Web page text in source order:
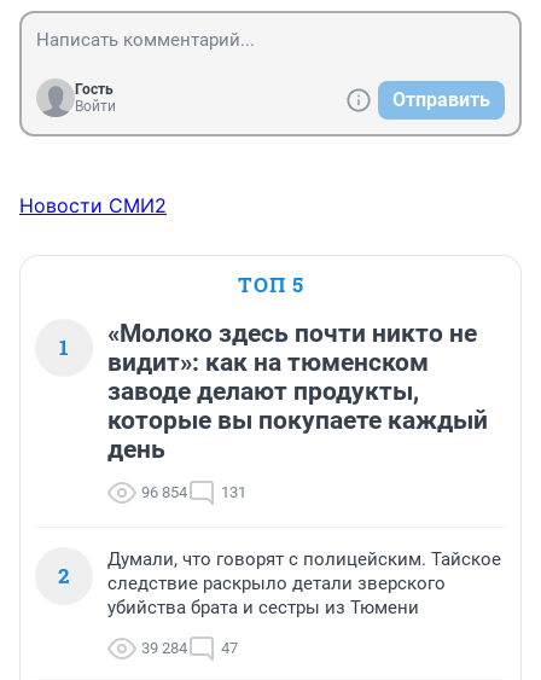
Гость
Войти
Отправить
Новости СМИ2
ТОП 5
1
«Молоко здесь почти никто не
видит»: как на тюменском
заводе делают продукты,
которые вы покупаете каждый
день
96 854 131
2
Думали, что говорят с полицейским. Тайское
следствие раскрыло детали зверского
убийства брата и сестры из Тюмени
39 284 47